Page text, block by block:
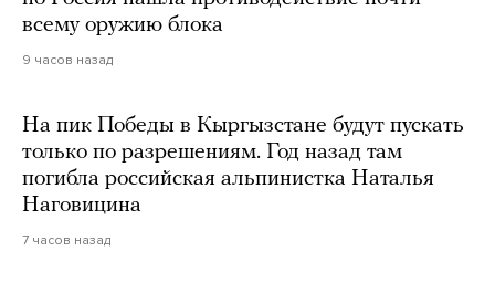
всему оружию блока
9 часов назад
На пик Победы в Кыргызстане будут пускать
только по разрешениям. Год назад там
погибла российская альпинистка Наталья
Наговицина
7 часов назад